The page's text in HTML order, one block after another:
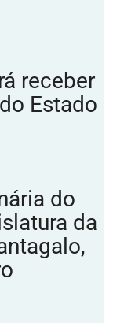
receber
Estado
do
da